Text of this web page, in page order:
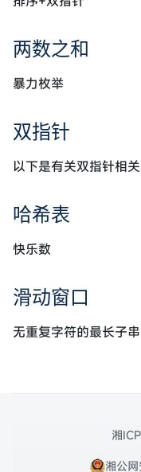
两数之和
暴力枚举
双指针
以下是有关双指针相
哈希表
快乐数
滑动窗口
无重复字符的最长子串
湘
湘公